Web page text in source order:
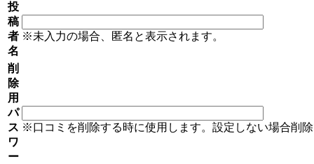
投
稿
者
名
※未入力の場合、匿名と表示されます。
削
除
用
パ
ス
ワ
ー
※口コミを削除する時に使用します。設定しない場合削